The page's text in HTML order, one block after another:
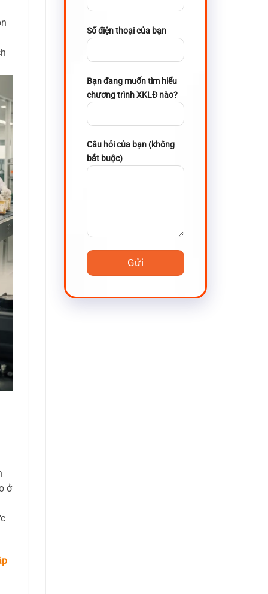
ở
Số điện thoại của bạn
Bạn đang muốn tìm hiểu
chương trình XKLĐ nào?
Câu hỏi của bạn (không
bắt buộc)